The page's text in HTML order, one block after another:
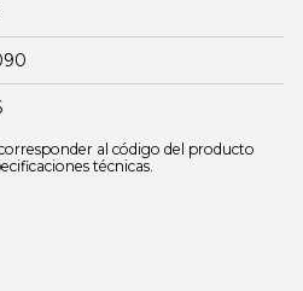
al código del producto
técnicas.